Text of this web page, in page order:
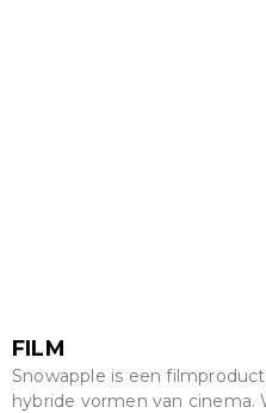
FILM
Snowapple is een
hybride vormen van cinema.